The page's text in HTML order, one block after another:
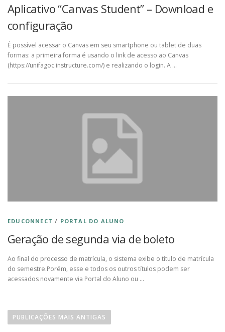
Aplicativo “Canvas Student” – Download e
configuração
É possível acessar o Canvas em seu smartphone ou tablet de duas
formas: a primeira forma é usando o link de acesso ao Canvas
(https://unifagoc.instructure.com/) e realizando o login. A …
EDUCONNECT / PORTAL DO ALUNO
Geração de segunda via de boleto
Ao final do processo de matrícula, o sistema exibe o título de matrícula
do semestre.Porém, esse e todos os outros títulos podem ser
acessados novamente via Portal do Aluno ou …
aPUBLICAÇÕES MAIS ANTIGAS